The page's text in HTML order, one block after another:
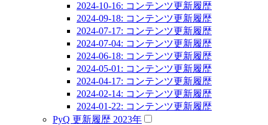
2024-10-16: コンテンツ更新履歴
2024-09-18: コンテンツ更新履歴
2024-07-17: コンテンツ更新履歴
2024-07-04: コンテンツ更新履歴
2024-06-18: コンテンツ更新履歴
2024-05-01: コンテンツ更新履歴
2024-04-17: コンテンツ更新履歴
2024-02-14: コンテンツ更新履歴
2024-01-22: コンテンツ更新履歴
PyQ 更新履歴 2023年